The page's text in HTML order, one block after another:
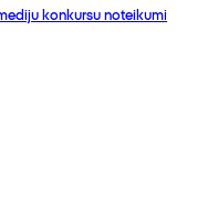
konkursu noteikumi